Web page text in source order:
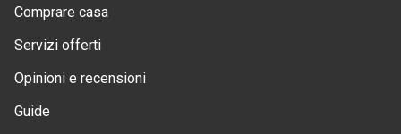
Comprare casa
Servizi offerti
Opinioni e recensioni
Guide